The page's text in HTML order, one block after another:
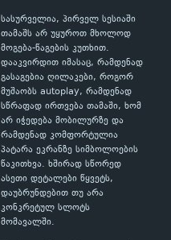
სასურველია, პირველ სესიაში
თამაშს არ უყუროთ მხოლოდ
მოგება-წაგების კუთხით.
დააკვირდით იმასაც, რამდენად
გასაგებია ღილაკები, როგორ
მუშაობს autoplay, რამდენად
სწრაფად ირთვება თამაში, ხომ
არ იჭედება მობილურზე და
რამდენად კომფორტულია
პატარა ეკრანზე სიმბოლოების
წაკითხვა. ხშირად სწორედ
ასეთი დეტალები წყვეტს,
დაუბრუნდებით თუ არა
კონკრეტულ სლოტს
მომავალში.